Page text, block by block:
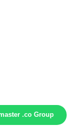
.co Group